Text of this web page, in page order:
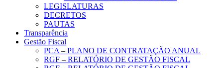
LEGISLATURAS
DECRETOS
PAUTAS
Transparência
Gestão Fiscal
PCA – PLANO DE CONTRATAÇÃO ANUAL
RGF – RELATÓRIO DE GESTÃO FISCAL